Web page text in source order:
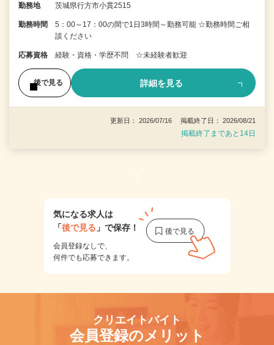
勤務地 茨城県行方市小貫2515
勤務時間
5：00～17：00の間で1日3時間～勤務可能 ☆勤務時間ご相
談ください
応募資格 経験・資格・学歴不問 ☆未経験者歓迎
後で見る 詳細を見る
更新日： 2026/07/16 掲載終了日： 2026/08/21
掲載終了まであと14日
1
気になる求人は
「後で見る 」で保存！
会員登録なしで、
何件でも応募できます。
クリエイトバイト
会員登録のメリット